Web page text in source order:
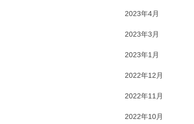
2023年4月
2023年3月
2023年1月
2022年12月
2022年11月
2022年10月